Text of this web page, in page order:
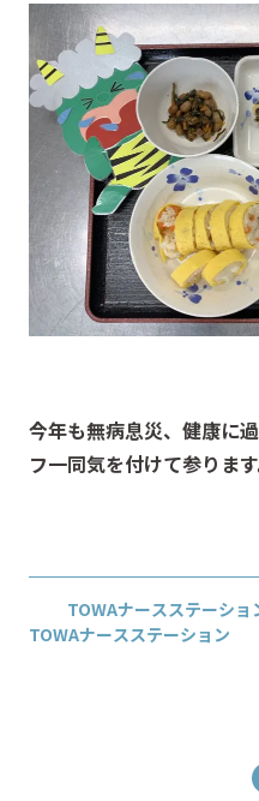
今年も無病息災、健康に
フ一同気を付けて参ります
TOWAナースステーショ
TOWAナースステーション